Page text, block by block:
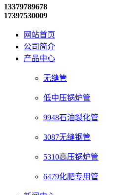
13379789678
17397530009
网站首页
公司简介
产品中心
无缝管
低中压锅炉管
9948石油裂化管
3087无缝钢管
5310高压锅炉管
6479化肥专用管